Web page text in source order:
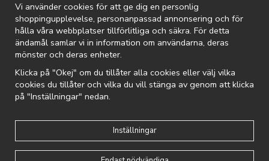
De uppgifter du matar in kommer endast användas till våra nyhetsbrev.
Logga in
Om cookies Integritetspolicy
Vi använder cookies för att ge dig en personlig
shoppingupplevelse, personanpassad annonsering och för
hålla våra webbplatser tillförlitliga och säkra. För detta
ändamål samlar vi in information om användarna, deras
mönster och deras enheter.
Klicka på "Okej" om du tillåter alla cookies eller välj vilka
cookies du tillåter och vilka du vill stänga av genom att klicka
på "Inställningar" nedan.
Inställningar